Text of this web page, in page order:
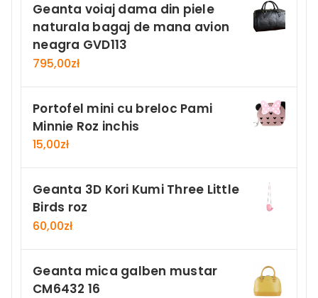
Geanta voiaj dama din piele
naturala bagaj de mana avion
neagra GVD113
795,00zł
Portofel mini cu breloc Pami
Minnie Roz inchis
15,00zł
Geanta 3D Kori Kumi Three Little
Birds roz
60,00zł
Geanta mica galben mustar
CM6432 16